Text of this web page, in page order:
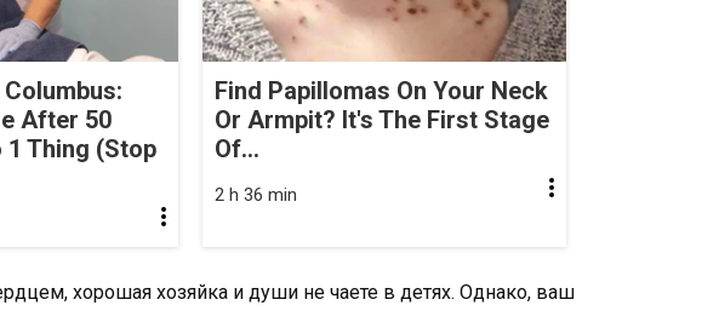
After 50
1 Thing (Stop
Find Papillomas On Your Neck
Or Armpit? It's The First Stage
Of...
2 h 36 min
хорошая хозяйка и души не чаете в детях. Однако, ваш